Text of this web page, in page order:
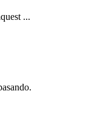
...